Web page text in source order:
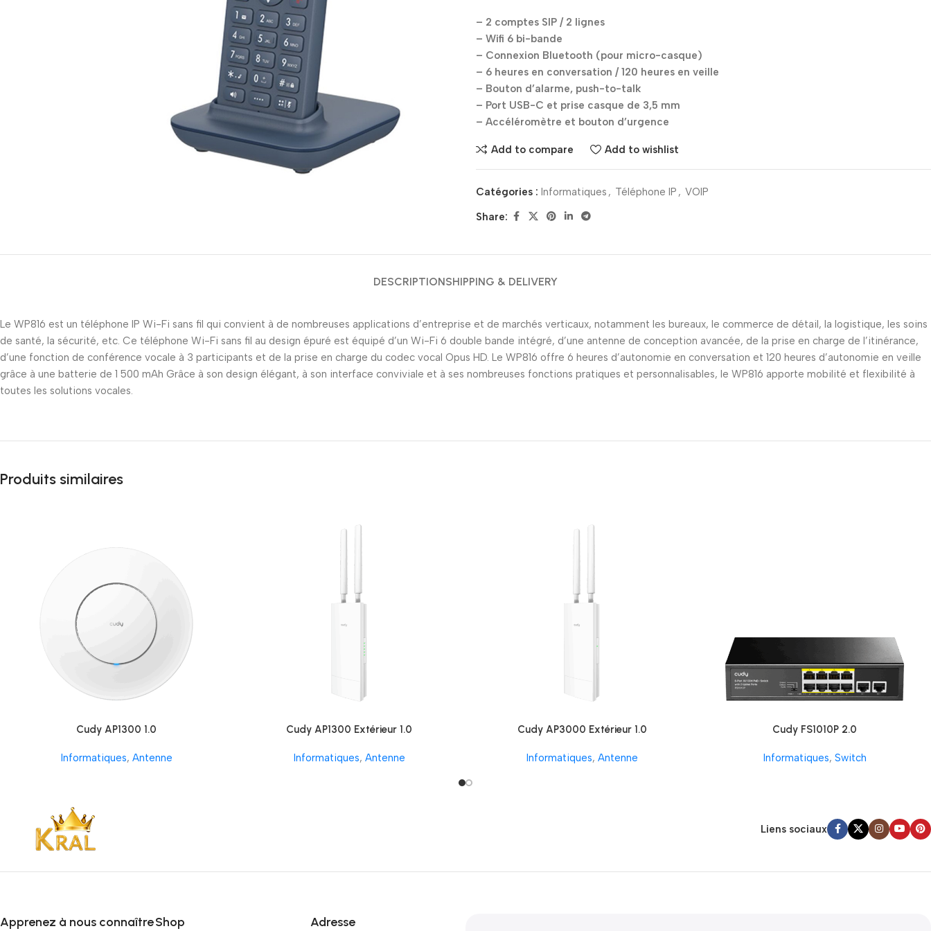
– 2 comptes SIP / 2 lignes
– Wifi 6 bi-bande
– Connexion Bluetooth (pour micro-casque)
– 6 heures en conversation / 120 heures en veille
– Bouton d’alarme, push-to-talk
– Port USB-C et prise casque de 3,5 mm
– Accéléromètre et bouton d’urgence
Add to compare Add to wishlist
Catégories : Informatiques , Téléphone IP , VOIP
Share:
DESCRIPTIONSHIPPING & DELIVERY
Le WP816 est un téléphone IP Wi-Fi sans fil qui convient à de nombreuses applications d’entreprise et de marchés verticaux, notamment les bureaux, le commerce de détail, la logistique, les soins
de santé, la sécurité, etc. Ce téléphone Wi-Fi sans fil au design épuré est équipé d’un Wi-Fi 6 double bande intégré, d’une antenne de conception avancée, de la prise en charge de l’itinérance,
d’une fonction de conférence vocale à 3 participants et de la prise en charge du codec vocal Opus HD. Le WP816 offre 6 heures d’autonomie en conversation et 120 heures d’autonomie en veille
grâce à une batterie de 1 500 mAh Grâce à son design élégant, à son interface conviviale et à ses nombreuses fonctions pratiques et personnalisables, le WP816 apporte mobilité et flexibilité à
toutes les solutions vocales.
Produits similaires
Cudy AP1300 1.0
Informatiques, Antenne
Cudy AP1300 Extérieur 1.0
Informatiques, Antenne
Cudy AP3000 Extérieur 1.0
Informatiques, Antenne
Cudy FS1010P 2.0
Informatiques, Switch
Liens sociaux
Apprenez à nous connaîtreShop Adresse